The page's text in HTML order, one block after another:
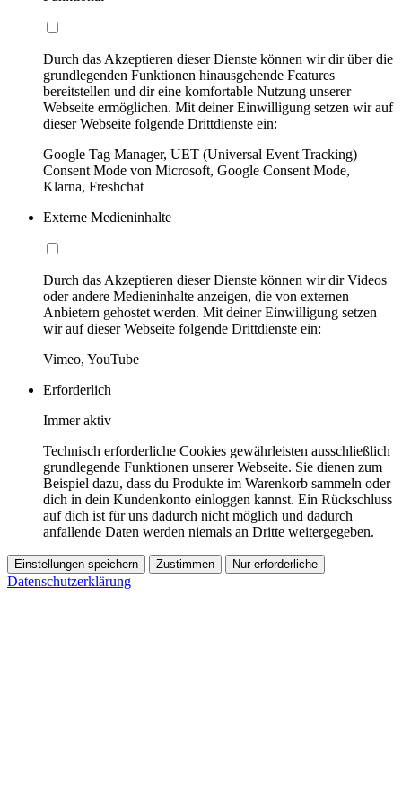
Durch das Akzeptieren dieser Dienste können wir dir über die
grundlegenden Funktionen hinausgehende Features
bereitstellen und dir eine komfortable Nutzung unserer
Webseite ermöglichen. Mit deiner Einwilligung setzen wir auf
dieser Webseite folgende Drittdienste ein:
Google Tag Manager, UET (Universal Event Tracking)
Consent Mode von Microsoft, Google Consent Mode,
Klarna, Freshchat
Externe Medieninhalte
Durch das Akzeptieren dieser Dienste können wir dir Videos
oder andere Medieninhalte anzeigen, die von externen
Anbietern gehostet werden. Mit deiner Einwilligung setzen
wir auf dieser Webseite folgende Drittdienste ein:
Vimeo, YouTube
Erforderlich
Immer aktiv
Technisch erforderliche Cookies gewährleisten ausschließlich
grundlegende Funktionen unserer Webseite. Sie dienen zum
Beispiel dazu, dass du Produkte im Warenkorb sammeln oder
dich in dein Kundenkonto einloggen kannst. Ein Rückschluss
auf dich ist für uns dadurch nicht möglich und dadurch
anfallende Daten werden niemals an Dritte weitergegeben.
Einstellungen speichern Zustimmen Nur erforderliche
Datenschutzerklärung